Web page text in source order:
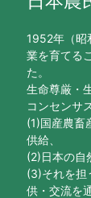
1952年（昭
業を育てる
た。
生命尊厳・
コンセンサ
(1)国産農畜
供給、
(2)日本の自
(3)それを担
供・交流を